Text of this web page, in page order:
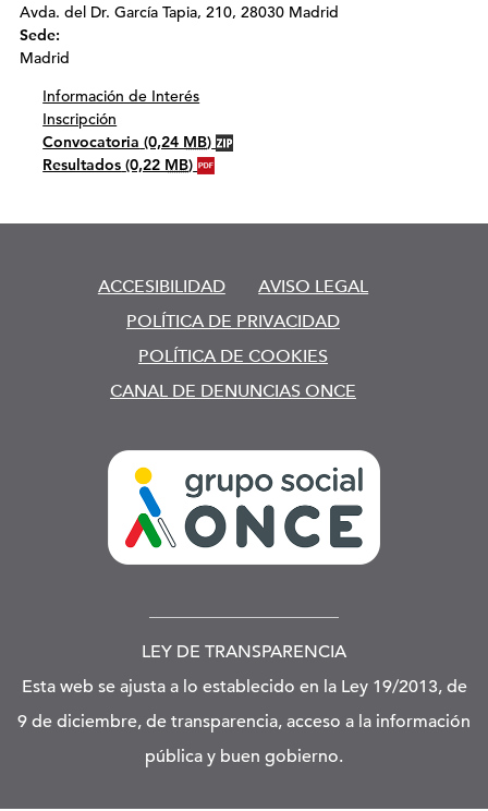
Avda. del Dr. García Tapia, 210, 28030 Madrid
Sede:
Madrid
Información de Interés
Inscripción
Convocatoria (0,24 MB)
Resultados (0,22 MB)
ACCESIBILIDAD
AVISO LEGAL
POLÍTICA DE PRIVACIDAD
POLÍTICA DE COOKIES
CANAL DE DENUNCIAS ONCE
LEY DE TRANSPARENCIA
Esta web se ajusta a lo establecido en la Ley 19/2013, de
9 de diciembre, de transparencia, acceso a la información
pública y buen gobierno.